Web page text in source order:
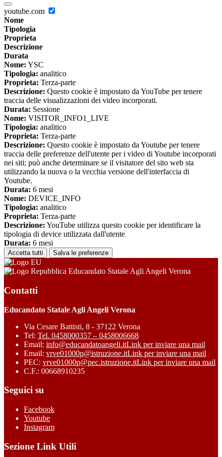
youtube.com
Nome
Tipologia
Proprieta
Descrizione
Durata
Nome: YSC
Tipologia: analitico
Proprieta: Terza-parte
Descrizione: Questo cookie è impostato da YouTube per tenere
traccia delle visualizzazioni dei video incorporati.
Durata: Sessione
Nome: VISITOR_INFO1_LIVE
Tipologia: analitico
Proprieta: Terza-parte
Descrizione: Questo cookie è impostato da Youtube per tenere
traccia delle preferenze dell'utente per i video di Youtube incorporati
nei siti; può anche determinare se il visitatore del sito web sta
utilizzando la nuova o la vecchia versione dell'interfaccia di
Youtube.
Durata: 6 mesi
Nome: DEVICE_INFO
Tipologia: analitico
Proprieta: Terza-parte
Descrizione: YouTube utilizza questo cookie per identificare la
tipologia di device utilizzata dall'utente
Durata: 6 mesi
Accetta tutti Salva le preferenze
Educandato Statale Agli Angeli Verona
Contatti
Educandato Statale Agli Angeli Verona
Via Cesare Battisti, 8 - 37122 Verona
Tel: Tel. 0458000357 – 0458006668
Email: info@educandatoangeli.itLink per inviare una mail
Email: vrve01000p@istruzione.itLink per inviare una mail
PEC: vrve01000p@pec.istruzione.itLink per inviare una mail
C.F.: 00668910235
Seguici su
Facebook
Youtube
Instagram
Sezione Link Utili